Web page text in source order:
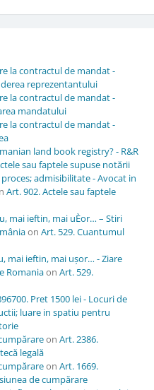
la contractul de mandat -
reprezentantului
la contractul de mandat -
mandatului
la contractul de mandat -
land book registry? - R&R
sau faptele supuse notării
admisibilitate - Avocat in
Art. 902. Actele sau faptele
mai ieftin, mai uÈor… – Stiri
on Art. 529. Cuantumul
mai ieftin, mai ușor… - Ziare
Romaniaon Art. 529.
Pret 1500 lei - Locuri de
luare in spatiu pentru
on Art. 2386.
legală
on Art. 1669.
de cumpărare